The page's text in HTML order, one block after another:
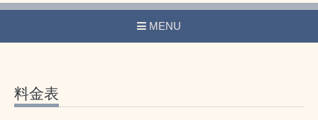
MENU
料金表